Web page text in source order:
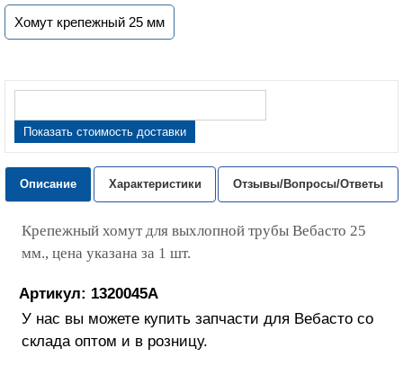
Хомут крепежный 25 мм
Показать стоимость доставки
Описание Характеристики Отзывы/Вопросы/Ответы
Крепежный хомут для выхлопной трубы Вебасто 25
мм., цена указана за 1 шт.
Артикул: 1320045A
У нас вы можете купить запчасти для Вебасто со
склада оптом и в розницу.